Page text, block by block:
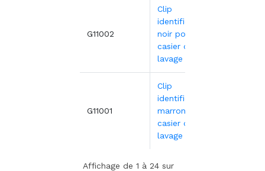
G11002
Clip
identification
noir pour
casier de
lavage
G11001
Clip
identification
marron pour
casier de
lavage
Affichage de 1 à 24 sur